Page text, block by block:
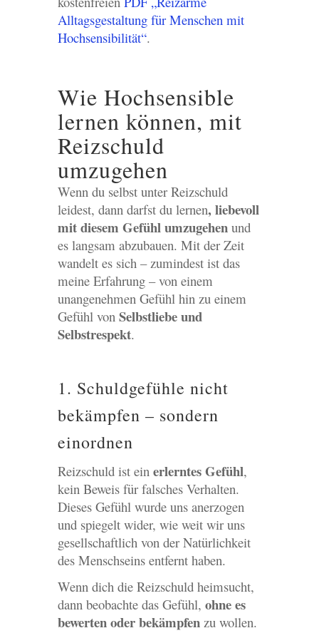
Alltagsgestaltung für Menschen mit
Hochsensibilität“.
Wie Hochsensible
lernen können, mit
Reizschuld
umzugehen
Wenn du selbst unter Reizschuld
leidest, dann darfst du lernen, liebevoll
mit diesem Gefühl umzugehenund
es langsam abzubauen. Mit der Zeit
wandelt es sich – zumindest ist das
meine Erfahrung – von einem
unangenehmen Gefühl hin zu einem
Gefühl von Selbstliebe und
Selbstrespekt.
1. Schuldgefühle nicht
bekämpfen – sondern
einordnen
Reizschuld ist ein erlerntes Gefühl,
kein Beweis für falsches Verhalten.
Dieses Gefühl wurde uns anerzogen
und spiegelt wider, wie weit wir uns
gesellschaftlich von der Natürlichkeit
des Menschseins entfernt haben.
Wenn dich die Reizschuld heimsucht,
dann beobachte das Gefühl, ohne es
bewerten oder bekämpfenzu wollen.